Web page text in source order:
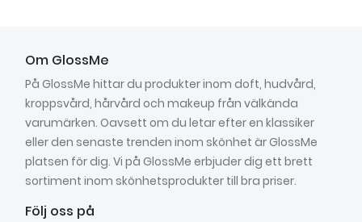
Om GlossMe
På GlossMe hittar du produkter inom doft, hudvård,
kroppsvård, hårvård och makeup från välkända
varumärken. Oavsett om du letar efter en klassiker
eller den senaste trenden inom skönhet är GlossMe
platsen för dig. Vi på GlossMe erbjuder dig ett brett
sortiment inom skönhetsprodukter till bra priser.
Följ oss på